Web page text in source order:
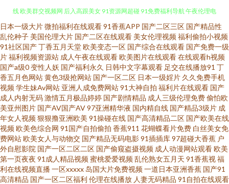
欧美性爱第1页 欧美色图21P 国产91黑丝 三级免费黄色大片 日韩欧美有码在
线 欧美群交视频网 后入高跟美女 91资源网超碰 91免费福利导航 午夜伦理电
影av一区 福利导航国产91 超碰91人人 黄色91看片 91综合视频在线观看 91
豆花在线啪啪视频 亚洲东方aV色图 色色热99 海角社区福利专区 91影院 青青
草福利微拍 欧美日韩乱爱干B 国精第二页在线观看 国产伊人41p 日韩无码夜
夜操 久久九七 日韩理论 91色 亚洲精品一区二区无码 欧美情色专区 婷婷五月
九一在线 国产91色在线 色色男人的天堂AV 亚国国产线路卡一 成人精品大片
日本一级大片微拍福利在线观看91香蕉APP 国产二区三区 国产精品性
乱伦种子 美国伦理大片 国产二区在线观看 美女伦理视频福利偷拍小视频
91社区国产丁香五月天堂欧美变态一区 国产综合在线观看 国产免费一级
片福利视频资源站 成人午夜在线观看欧美图片在线观看在线观看h视频
国产a级0变性人妖 国产福利永久 日韩中文字幕观看 足交在线播放91 丁
香五月色网站黄色3级抢网站 国产一区二区 日本一级婬片 久久免费手机
视频学生妹Av网站 亚洲人成免费网站91大神自拍 福利片在线观看 国产
成人内射无码激情五月极品婷婷 国产剧情精品 成人三级伦理免费偷怕欧
美亚州图片 国产AV国产AV97亚洲精华液 国内精自线 国产精品3级片 成
年女人视频狠狠撸亚洲欧美 91操碰在线 国产高清精品二区 国产欧美在线
视频欧美色综合网 91国产自拍偷拍 香蕉911 花蝴蝶看片免费 白丝美女免
费网站欧美女人与动物交 国产精品无码电影91插插库97超碰大香蕉 户
外自慰影院 国产一区二区二区 国产偷窥盗摄视频 成人动漫网站观看欧美
第一页夜夜 91成人精品视频蜜桃爱爱视频乱伦熟女五月天 91香蕉视福
利在线视频直播一区xxxxx 岛国大片免费视频一道日本亚洲香蕉 国产91
高清精品 国产一区二区福利 伦理在线播放 人妻无码精品 91自拍在线观看